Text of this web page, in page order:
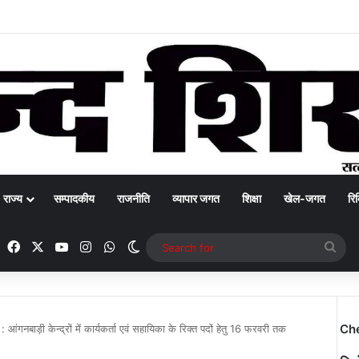
राज्य सम्पादकीय राजनीति व्यापार जगत शिक्षा खेल-जगत
FacebookYouTubeInstagramWhatsApp
Switch skin
for
आंगनबाड़ी केन्द्रों में कार्यकर्ता एवं सहायिका के रिक्त पदों हेतु 16 फरवरी तक